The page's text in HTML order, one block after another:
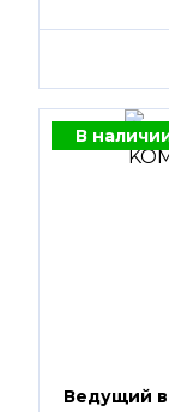
В
Ведущий